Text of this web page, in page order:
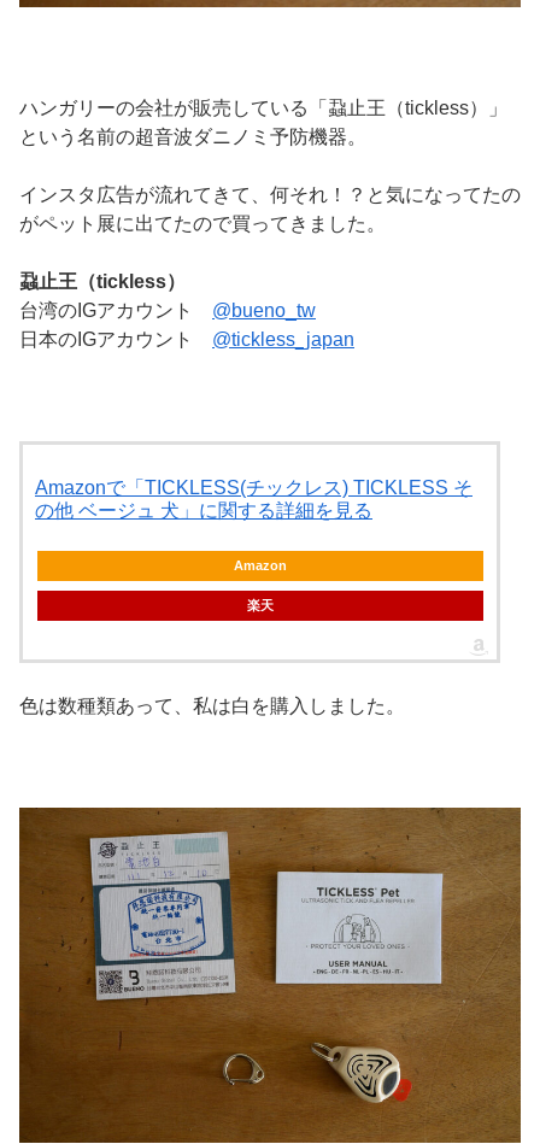
ハンガリーの会社が販売している「蝨止王（tickless）」
という名前の超音波ダニノミ予防機器。
インスタ広告が流れてきて、何それ！？と気になってたの
がペット展に出てたので買ってきました。
蝨止王（tickless）
台湾のIGアカウント @bueno_tw
日本のIGアカウント @tickless_japan
Amazonで「TICKLESS(チックレス) TICKLESS そ
の他 ベージュ 犬」に関する詳細を見る
Amazon
楽天
色は数種類あって、私は白を購入しました。